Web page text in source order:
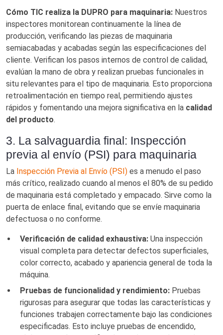
Cómo TIC realiza la DUPRO para maquinaria: Nuestros
inspectores monitorean continuamente la línea de
producción, verificando las piezas de maquinaria
semiacabadas y acabadas según las especificaciones del
cliente. Verifican los pasos internos de control de calidad,
evalúan la mano de obra y realizan pruebas funcionales in
situ relevantes para el tipo de maquinaria. Esto proporciona
retroalimentación en tiempo real, permitiendo ajustes
rápidos y fomentando una mejora significativa en la calidad
del producto.
3. La salvaguardia final: Inspección
previa al envío (PSI) para maquinaria
La Inspección Previa al Envío (PSI) es a menudo el paso
más crítico, realizado cuando al menos el 80% de su pedido
de maquinaria está completado y empacado. Sirve como la
puerta de enlace final, evitando que se envíe maquinaria
defectuosa o no conforme.
Verificación de calidad exhaustiva: Una inspección
visual completa para detectar defectos superficiales,
color correcto, acabado y apariencia general de toda la
máquina.
Pruebas de funcionalidad y rendimiento: Pruebas
rigurosas para asegurar que todas las características y
funciones trabajen correctamente bajo las condiciones
especificadas. Esto incluye pruebas de encendido,